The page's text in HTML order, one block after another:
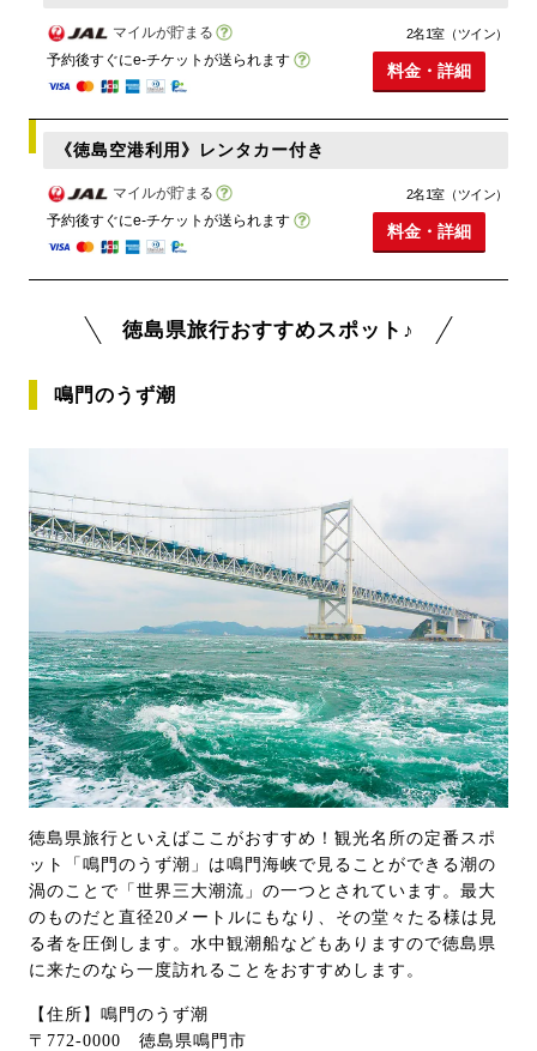
マイルが貯まる
予約後すぐにe-チケットが送られます
2名1室（ツイン）
料金・詳細
《徳島空港利用》レンタカー付き
マイルが貯まる
予約後すぐにe-チケットが送られます
2名1室（ツイン）
料金・詳細
徳島県旅行おすすめスポット♪
鳴門のうず潮
徳島県旅行といえばここがおすすめ！観光名所の定番スポ
ット「鳴門のうず潮」は鳴門海峡で見ることができる潮の
渦のことで「世界三大潮流」の一つとされています。最大
のものだと直径20メートルにもなり、その堂々たる様は見
る者を圧倒します。水中観潮船などもありますので徳島県
に来たのなら一度訪れることをおすすめします。
【住所】鳴門のうず潮
〒772-0000 徳島県鳴門市